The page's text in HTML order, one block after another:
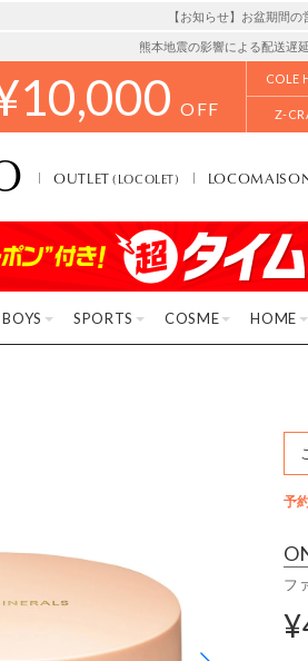
【お知らせ】お盆期間
熊本地震の影響による配送遅延
10,000 OFF
COLE
Z-
OUTLET(LOCOLET)
BOYS SPORTS COSME HOME
予
フ